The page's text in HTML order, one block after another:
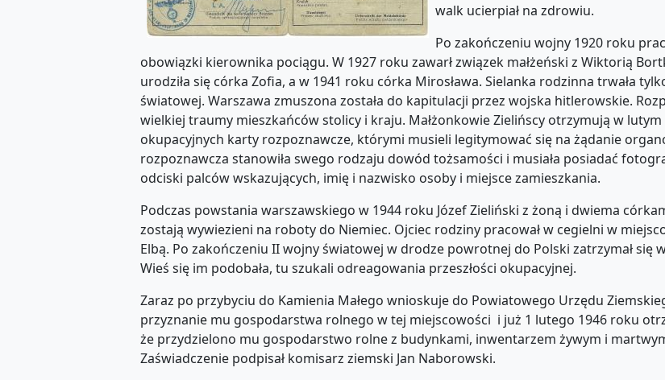
walk ucierpiał na zdrowiu.
Po zakończeniu wojny 1920 roku
obowiązki kierownika pociągu. W 1927 roku zawarł związek małżeński z Wiktorią
urodziła się córka Zofia, a w 1941 roku córka Mirosława. Sielanka rodzinna trwała
światowej. Warszawa zmuszona została do kapitulacji przez wojska hitlerowskie.
wielkiej traumy mieszkańców stolicy i kraju. Małżonkowie Zielińscy otrzymują w lutym
okupacyjnych karty rozpoznawcze, którymi musieli legitymować się na żądanie
rozpoznawcza stanowiła swego rodzaju dowód tożsamości i musiała posiadać
odciski palców wskazujących, imię i nazwisko osoby i miejsce zamieszkania.
Podczas powstania warszawskiego w 1944 roku Józef Zieliński z żoną i dwiema
zostają wywiezieni na roboty do Niemiec. Ojciec rodziny pracował w cegielni w
Elbą. Po zakończeniu II wojny światowej w drodze powrotnej do Polski zatrzymał się
Wieś się im podobała, tu szukali odreagowania przeszłości okupacyjnej.
Zaraz po przybyciu do Kamienia Małego wnioskuje do Powiatowego Urzędu
przyznanie mu gospodarstwa rolnego w tej miejscowości i już 1 lutego 1946 roku
że przydzielono mu gospodarstwo rolne z budynkami, inwentarzem żywym i
Zaświadczenie podpisał komisarz ziemski Jan Naborowski.